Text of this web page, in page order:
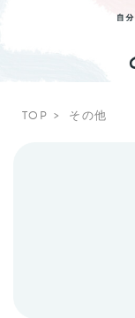
TOP その他